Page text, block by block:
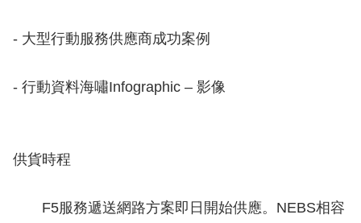
- 大型行動服務供應商成功案例
- 行動資料海嘯Infographic – 影像
供貨時程
F5服務遞送網路方案即日開始供應。NEBS相容